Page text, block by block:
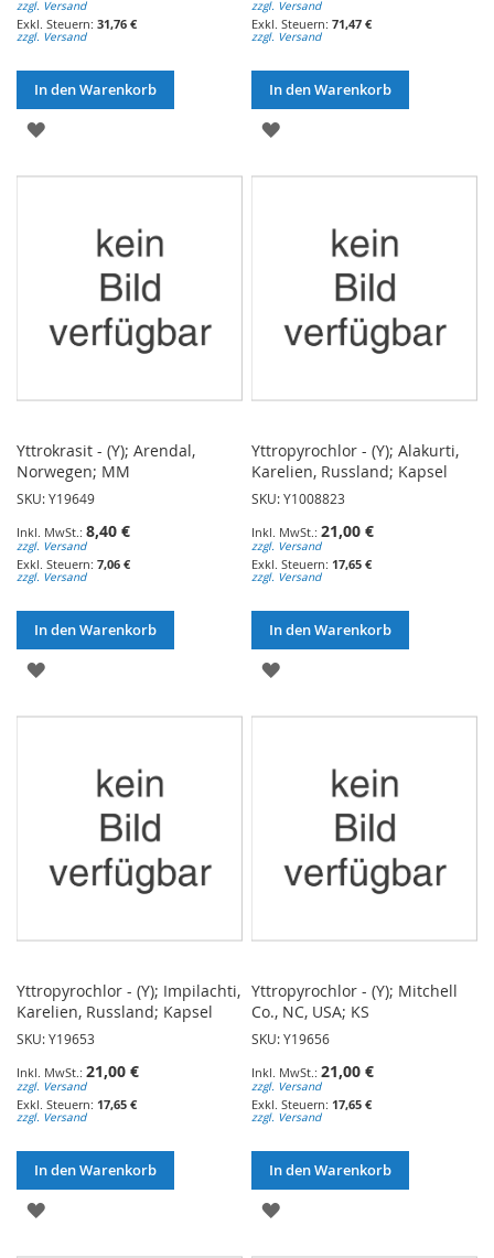
zzgl. Versand
31,76 €
zzgl. Versand
In den Warenkorb
ZUR
zzgl. Versand
71,47 €
zzgl. Versand
In den Warenkorb
ZUR
Yttrokrasit - (Y); Arendal,
Norwegen; MM
SKU: Y19649
8,40 €
zzgl. Versand
7,06 €
zzgl. Versand
In den Warenkorb
ZUR
Yttropyrochlor - (Y); Alakurti,
Karelien, Russland; Kapsel
SKU: Y1008823
21,00 €
zzgl. Versand
17,65 €
zzgl. Versand
In den Warenkorb
ZUR
Yttropyrochlor - (Y); Impilachti,
Karelien, Russland; Kapsel
SKU: Y19653
21,00 €
zzgl. Versand
17,65 €
zzgl. Versand
In den Warenkorb
ZUR
Yttropyrochlor - (Y); Mitchell
Co., NC, USA; KS
SKU: Y19656
21,00 €
zzgl. Versand
17,65 €
zzgl. Versand
In den Warenkorb
ZUR